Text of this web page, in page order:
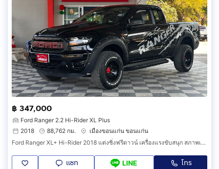
฿ 347,000
Ford Ranger 2.2 Hi-Rider XL Plus
2018
88,762 กม.
เมืองขอนแก่น ขอนแก่น
Ford Ranger XL+ Hi-Rider 2018 แต่งซิ่งฟรีดาวน์ เครื่องแรงขับสนุก สภาพเหมือนใหม่ป้ายแดง
แชท LINE โทร